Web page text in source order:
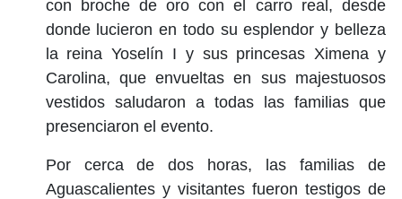
con broche de oro con el carro real, desde
donde lucieron en todo su esplendor y belleza
la reina Yoselín I y sus princesas Ximena y
Carolina, que envueltas en sus majestuosos
vestidos saludaron a todas las familias que
presenciaron el evento.
Por cerca de dos horas, las familias de
Aguascalientes y visitantes fueron testigos de